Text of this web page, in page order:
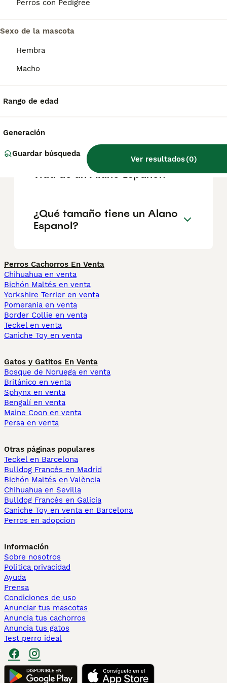
Perros con Pedigree
Sexo de la mascota
Hembra
Macho
Rango de edad
Generación
Guardar búsqueda
Ver resultados(0)
¿Cómo es el carácter de
¿Cuáles son las ventajas y
¿Cuál es la esperanza de
vida de un Alano Espanol?
¿Qué tamaño tiene un Alano
Espanol?
Perros Cachorros En Venta
Chihuahua en venta
Bichón Maltés en venta
Yorkshire Terrier en venta
Pomerania en venta
Border Collie en venta
Teckel en venta
Caniche Toy en venta
Gatos y Gatitos En Venta
Bosque de Noruega en venta
Británico en venta
Sphynx en venta
Bengalí en venta
Maine Coon en venta
Persa en venta
Otras páginas populares
Teckel en Barcelona
Bulldog Francés en Madrid
Bichón Maltés en València
Chihuahua en Sevilla
Bulldog Francés en Galicia
Caniche Toy en venta en Barcelona
Perros en adopcion
Información
Sobre nosotros
Politica privacidad
Ayuda
Prensa
Condiciones de uso
Anunciar tus mascotas
Anuncia tus cachorros
Anuncia tus gatos
Test perro ideal